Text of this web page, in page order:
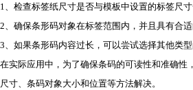
1、检查标签纸尺寸是否与模板中设置的标签尺
2、确保条形码对象在标签范围内，并且具有合
3、如果条形码内容过长，可以尝试选择其他类
在实际应用中，为了确保条码的可读性和准确性
尺寸、条码对象大小和位置等方法解决。